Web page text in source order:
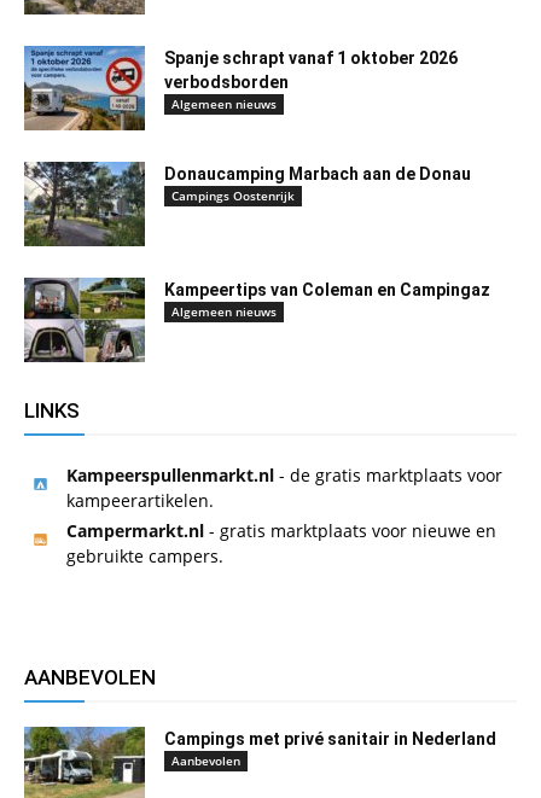
Spanje schrapt vanaf 1 oktober 2026
verbodsborden
Algemeen nieuws
Donaucamping Marbach aan de Donau
Campings Oostenrijk
Kampeertips van Coleman en Campingaz
Algemeen nieuws
LINKS
Kampeerspullenmarkt.nl - de gratis marktplaats voor
kampeerartikelen.
Campermarkt.nl - gratis marktplaats voor nieuwe en
gebruikte campers.
AANBEVOLEN
Campings met privé sanitair in Nederland
Aanbevolen